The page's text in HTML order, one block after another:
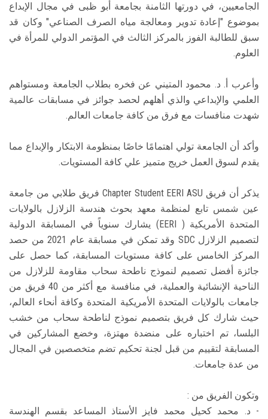
الجامعيين، في دورتها الثامنة بجامعة أبو ظبى في مجال الإبداع
بموضوع "إعادة تدوير ومعالجة مياه الصرف الصناعي" وكان قد
سبق للطالبة الفوز بالمركز الثالث في المؤتمر الدولي للمرأة في
العلوم.
وأعرب أ. د. محمود المتيني عن فخره بطلاب الجامعة ومستواهم
العلمي والإبداعي والذي أهلهم لحصد جوائز في مسابقات عالمية
شهدت منافسات مع فرق من كافة جامعات العالم.
وأكد أن الجامعة تولي اهتمامًا خاصًا بمنظومة الابتكار والإبداع مما
يقدم لسوق العمل خريج متميز علي كافة المستويات.
يذكر أن فريق Chapter Student EERI ASU فريق طلابي من جامعة
عين شمس تابع لمنظمة معهد بحوث هندسة الزلازل بالولايات
المتحدة الأمريكية ( EERI) يشارك سنوياً في المسابقة الدولية
لتصميم الزلازل SDC وقد تمكن في مسابقة عام 2021 من حصد
المركز الخامس على كافة مستويات المسابقة، كما حصل على
جائزة أفضل تصميم لنموذج ناطحة سحاب مقاومة للزلازل من
الناحية الإنشائية والعملية، في منافسة مع أكثر من 40 فريق من
جامعات بالولايات المتحدة الأمريكية المتحدة وكافة أنحاء العالم،
حيث شارك كل فريق بتصميم نموذج لناطحة سحاب من خشب
البلسا، تم اختباره على منضدة مهتزة، وخضع المشاركين في
المسابقة لتقييم من قبل لجنة تحكيم تضم متخصصين في المجال
من عدة جامعات.
وتكون الفريق من :
- د. محمد كحيل محمد فايز الأستاذ المساعد بقسم الهندسة